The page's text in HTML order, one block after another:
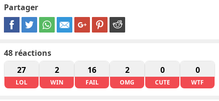
Partager
48 réactions
27
LOL
2
WIN
16
FAIL
2
OMG
0
CUTE
0
WTF